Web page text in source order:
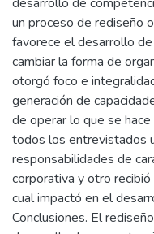
un proceso de rediseño
favorece el desarrollo
cambiar la forma de
otorgó foco e
generación de
de operar lo que se
todos los entrevistados
responsabilidades de
corporativa y otro
cual impactó en el
Conclusiones. El